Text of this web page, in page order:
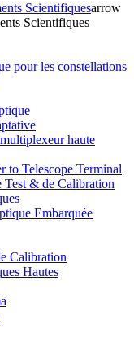
Scientifiquesarrow
Scientifiques
pour les constellations
haute
to Telescope Terminal
Test & de Calibration
Embarquée
Calibration
Hautes